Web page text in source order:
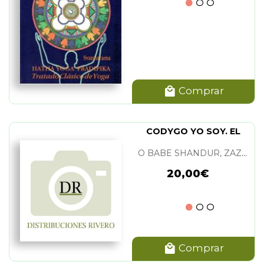
Comprar
CODYGO YO SOY. EL
O BABE SHANDUR, ZAZZIN
20,00€
Comprar